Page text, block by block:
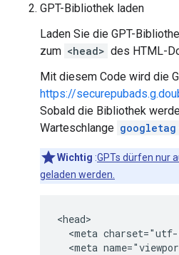
GPT-Bibliothek laden
Laden Sie die GPT-
zum <head> des HTML-
Mit diesem Code wird die
https://
Sobald die Bibliothek
Warteschlange googletag
Wichtig :GPTs dürfen nur
geladen werden.
<head>
<meta
<meta